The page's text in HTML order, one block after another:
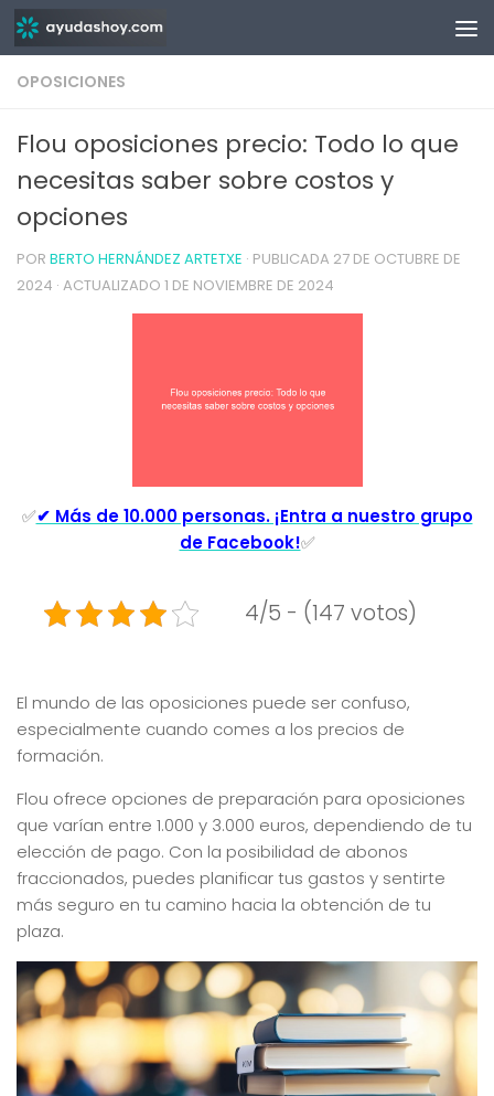
Saltar al contenido
OPOSICIONES
Flou oposiciones precio: Todo lo que
necesitas saber sobre costos y
opciones
POR BERTO HERNÁNDEZ ARTETXE · PUBLICADA 27 DE OCTUBRE DE
2024 · ACTUALIZADO 1 DE NOVIEMBRE DE 2024
✅✔ Más de 10.000 personas. ¡Entra a nuestro grupo
de Facebook!✅
4/5 - (147 votos)
El mundo de las oposiciones puede ser confuso,
especialmente cuando comes a los precios de
formación.
Flou ofrece opciones de preparación para oposiciones
que varían entre 1.000 y 3.000 euros, dependiendo de tu
elección de pago. Con la posibilidad de abonos
fraccionados, puedes planificar tus gastos y sentirte
más seguro en tu camino hacia la obtención de tu
plaza.